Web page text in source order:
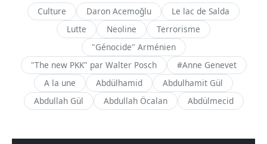
Culture Daron Acemoğlu
Le lac de Salda
Lutte
Neoline
Terrorisme
"Génocide" Arménien
"The new PKK" par Walter Posch
#Anne Genevet
A la une
Abdülhamid
Abdulhamit Gül
Abdullah Gül
Abdullah Öcalan Abdülmecid